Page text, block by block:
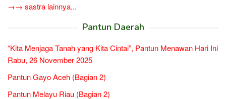
→→ sastra lainnya...
Pantun Daerah
“Kita Menjaga Tanah yang Kita Cintai”, Pantun Menawan Hari Ini
Rabu, 26 November 2025
Pantun Gayo Aceh (Bagian 2)
Pantun Melayu Riau (Bagian 2)